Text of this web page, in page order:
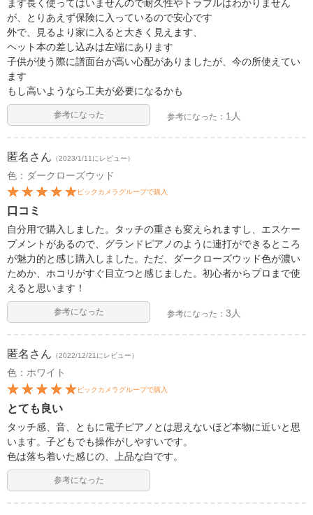
ます長く使ってはいませんので耐久性やトラブルはわかりません
が、とりあえず保険に入っているので安心です
外で、見るより家に入ると大きく見えます、
ヘット本の差し込みは左端にあります
子供が使う際に譜面台が高い心配がありましたが、今の所使えてい
ます
もし高いようなら工夫が必要になるかも
参考になった 参考になった： 1人
匿名 さん （2023/1/11にレビュー）
色：ダークローズウッド
ビックカメラグループで購入
口コミ
自分用で購入しました。タッチの重さも変えられますし、エスケー
プメントがあるので、グランドピアノのように連打ができるところ
が魅力的と感じ購入しました。ただ、ダークローズウッド色が濃い
ためか、ホコリがすぐ目立つと感じました。初心者からプロまで使
えると思います！
参考になった 参考になった：3人
匿名 さん （2022/12/21にレビュー）
色：ホワイト
ビックカメラグループで購入
とても良い
タッチ感、音、ともに電子ピアノとは思えないほど本物に近いと思
います。子どもでも操作がしやすいです。
色は落ち着いた感じの、上品な白です。
参考になった